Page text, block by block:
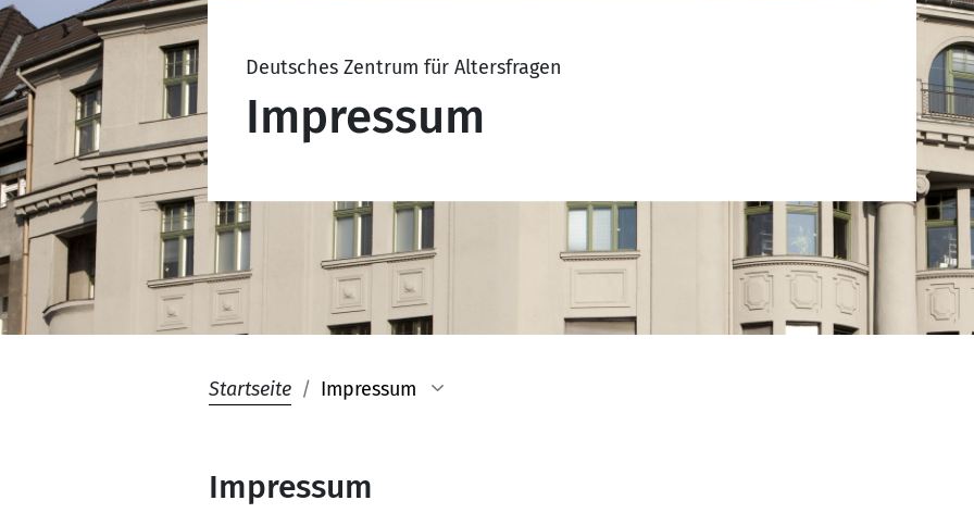
Deutsches Zentrum für Altersfragen
Impressum
Startseite Impressum
Impressum